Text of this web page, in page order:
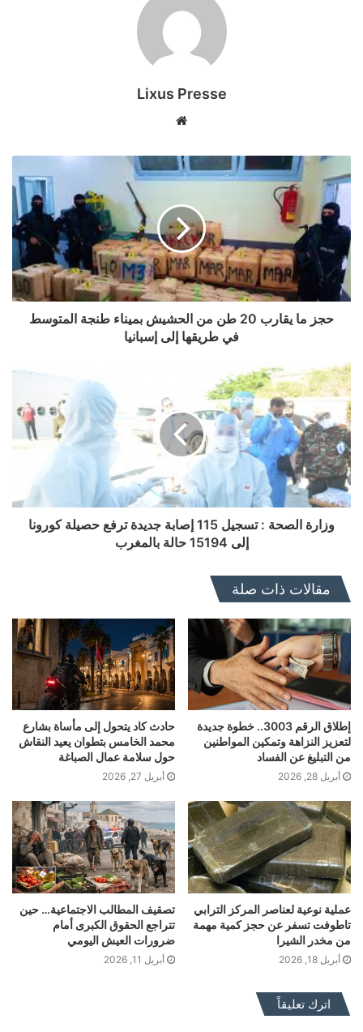
Lixus Presse
حجز ما يقارب 20 طن من الحشيش بميناء طنجة المتوسط
في طريقها إلى إسبانيا
وزارة الصحة : تسجيل 115 إصابة جديدة ترفع حصيلة كورونا
إلى 15194 حالة بالمغرب
مقالات ذات صلة
إطلاق الرقم 3003.. خطوة جديدة
لتعزيز النزاهة وتمكين المواطنين
من التبليغ عن الفساد
أبريل 28, 2026
حادث كاد يتحول إلى مأساة بشارع
محمد الخامس بتطوان يعيد النقاش
حول سلامة عمال الصباغة
أبريل 27, 2026
عملية نوعية لعناصر المركز الترابي
تاطوفت تسفر عن حجز كمية مهمة
من مخدر الشيرا
أبريل 18, 2026
تصقيف المطالب الاجتماعية… حين
تتراجع الحقوق الكبرى أمام
ضرورات العيش اليومي
أبريل 11, 2026
اترك تعليقاً